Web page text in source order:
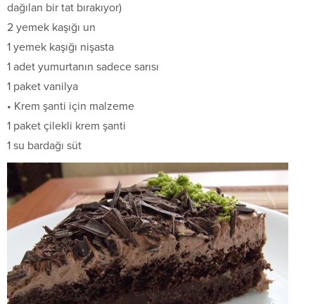
dağılan bir tat bırakıyor)
2 yemek kaşığı un
1 yemek kaşığı nişasta
1 adet yumurtanın sadece sarısı
1 paket vanilya
• Krem şanti için malzeme
1 paket çilekli krem şanti
1 su bardağı süt